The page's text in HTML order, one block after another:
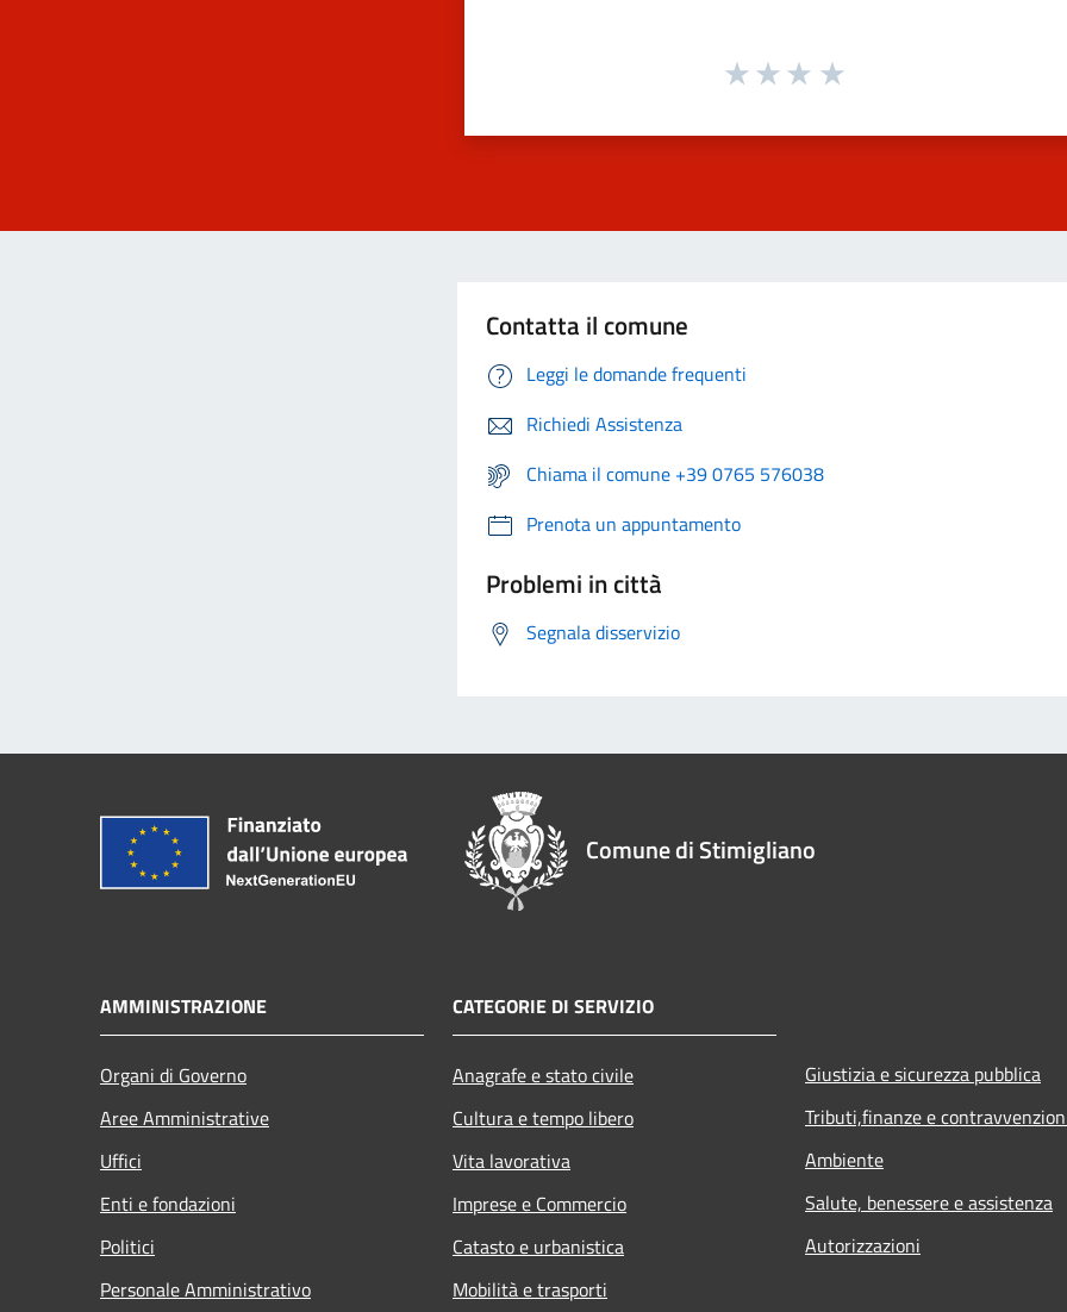
Contatta il comune
Leggi le domande frequenti
Richiedi Assistenza
Chiama il comune +39 0765 576038
Prenota un appuntamento
Problemi in città
Segnala disservizio
Comune di Stimigliano
AMMINISTRAZIONE
Organi di Governo
Aree Amministrative
Uffici
Enti e fondazioni
Politici
Personale Amministrativo
CATEGORIE DI SERVIZIO
Anagrafe e stato civile
Cultura e tempo libero
Vita lavorativa
Imprese e Commercio
Catasto e urbanistica
Mobilità e trasporti
Giustizia e sicurezza pubblica
Tributi,finanze e
Ambiente
Salute, benessere e assistenza
Autorizzazioni